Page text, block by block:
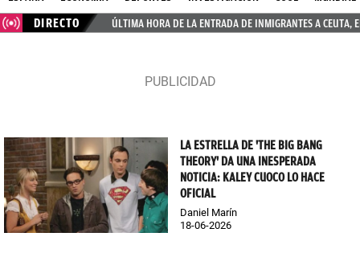
DIRECTO
ÚLTIMA HORA DE LA ENTRADA DE INMIGRANTES A CEUTA,
LA ESTRELLA DE 'THE BIG BANG
THEORY' DA UNA INESPERADA
NOTICIA: KALEY CUOCO LO HACE
OFICIAL
Daniel Marín
18-06-2026